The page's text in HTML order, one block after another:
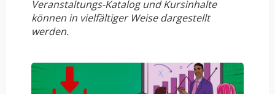
Veranstaltungs-Katalog und Kursinhalte
können in vielfältiger Weise dargestellt
werden.